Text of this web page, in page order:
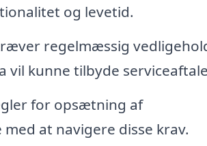
og levetid.
regelmæssig
kunne tilbyde
for opsætning af
at navigere disse krav.